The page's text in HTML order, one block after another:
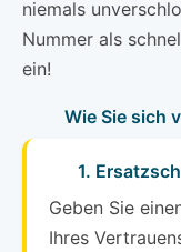
niemals
Nummer als
ein!
Wie Sie sich
1.
Geben Sie
Ihres